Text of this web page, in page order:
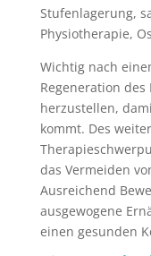
Stufenlagerung,
Physiotherapie,
Wichtig nach
Regeneration
herzustellen,
kommt. Des
das Vermeiden
Ausreichend
ausgewogene
einen gesunden